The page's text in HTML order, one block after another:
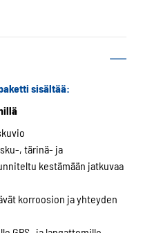
sisältää:
, tärinä- ja
kestämään jatkuvaa
korroosion ja yhteyden